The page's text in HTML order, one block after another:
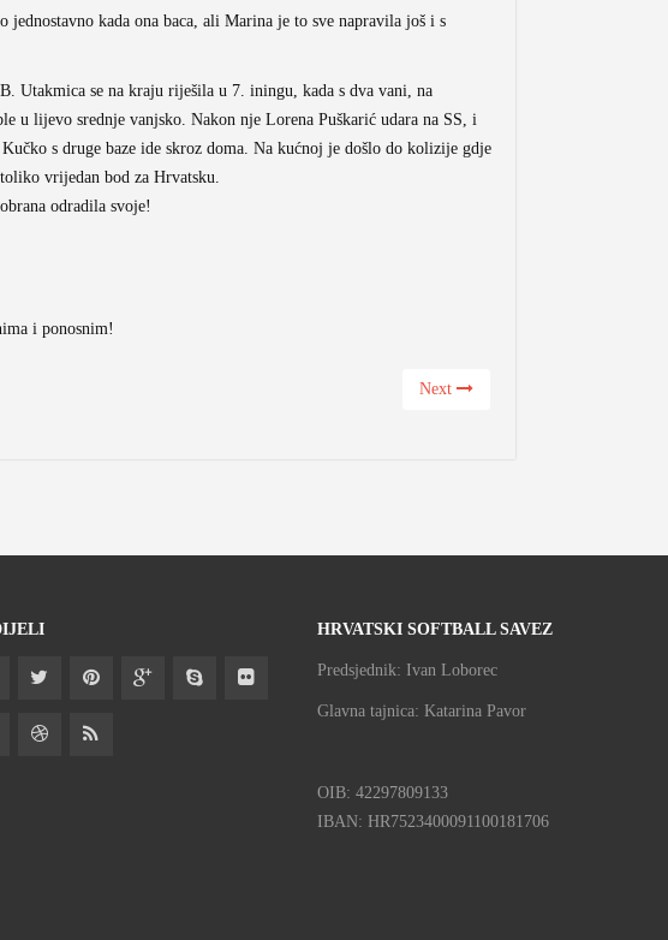
kada ona baca, ali Marina je to sve napravila još i s
Utakmica se na kraju riješila u 7. iningu, kada s dva vani, na
u lijevo srednje vanjsko. Nakon nje Lorena Puškarić udara na SS, i
s druge baze ide skroz doma. Na kućnoj je došlo do kolizije gdje
vrijedan bod za Hrvatsku.
odradila svoje!
i ponosnim!
Next
HRVATSKI SOFTBALL SAVEZ
Predsjednik: Ivan Loborec
Glavna tajnica: Katarina Pavor
OIB: 42297809133
IBAN: HR7523400091100181706